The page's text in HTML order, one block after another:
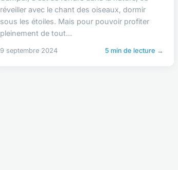
réveiller avec le chant des oiseaux, dormir
sous les étoiles. Mais pour pouvoir profiter
pleinement de tout...
9 septembre 2024 5 min de lecture →